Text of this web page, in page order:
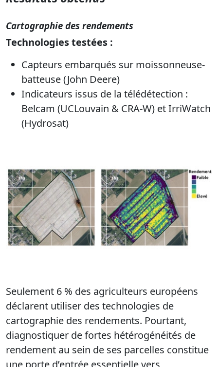
Cartographie des rendements
Technologies testées :
Capteurs embarqués sur moissonneuse-
batteuse (John Deere)
Indicateurs issus de la télédétection :
Belcam (UCLouvain & CRA-W) et IrriWatch
(Hydrosat)
Seulement 6 % des agriculteurs européens
déclarent utiliser des technologies de
cartographie des rendements. Pourtant,
diagnostiquer de fortes hétérogénéités de
rendement au sein de ses parcelles constitue
une porte d’entrée essentielle vers